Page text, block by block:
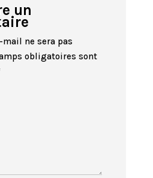
un
mail ne sera pas
obligatoires sont